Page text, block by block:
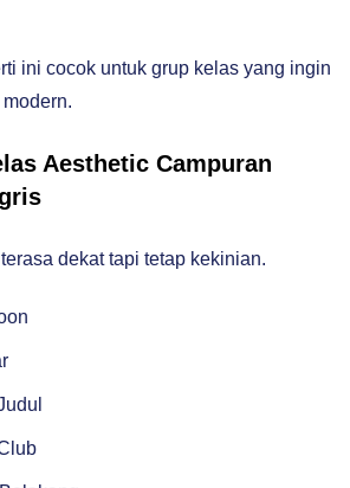
ini cocok untuk grup kelas yang ingin
Aesthetic Campuran
dekat tapi tetap kekinian.